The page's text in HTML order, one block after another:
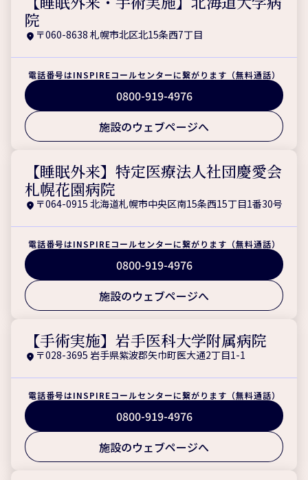
院
〒060-8638 札幌市北区北15条西7丁目
電話番号はINSPIREコールセンターに繋がります（無料通話）
0800-919-4976
施設のウェブページへ
【睡眠外来】特定医療法人社団慶愛会
札幌花園病院
〒064-0915 北海道札幌市中央区南15条西15丁目1番30号
電話番号はINSPIREコールセンターに繋がります（無料通話）
0800-919-4976
施設のウェブページへ
【手術実施】岩手医科大学附属病院
〒028-3695 岩手県紫波郡矢巾町医大通2丁目1-1
電話番号はINSPIREコールセンターに繋がります（無料通話）
0800-919-4976
施設のウェブページへ